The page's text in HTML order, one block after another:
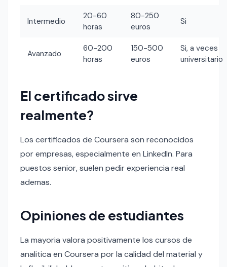
Intermedio
20-60
horas
80-250
euros
Si
Avanzado
60-200
horas
150-500
euros
Si, a veces
universitario
El certificado sirve
realmente?
Los certificados de Coursera son reconocidos
por empresas, especialmente en LinkedIn. Para
puestos senior, suelen pedir experiencia real
ademas.
Opiniones de estudiantes
La mayoria valora positivamente los cursos de
analitica en Coursera por la calidad del material y